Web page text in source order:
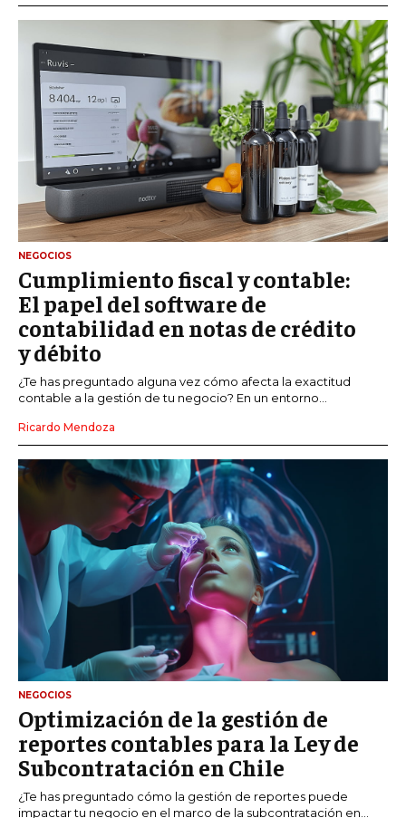
NEGOCIOS
Cumplimiento fiscal y contable:
El papel del software de
contabilidad en notas de crédito
y débito
¿Te has preguntado alguna vez cómo afecta la exactitud
contable a la gestión de tu negocio? En un entorno...
Ricardo Mendoza
NEGOCIOS
Optimización de la gestión de
reportes contables para la Ley de
Subcontratación en Chile
¿Te has preguntado cómo la gestión de reportes puede
impactar tu negocio en el marco de la subcontratación en...